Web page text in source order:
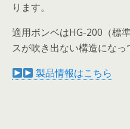
ります。
適用ボンベはHG-200（標
スが吹き出ない構造になっ
製品情報はこちら